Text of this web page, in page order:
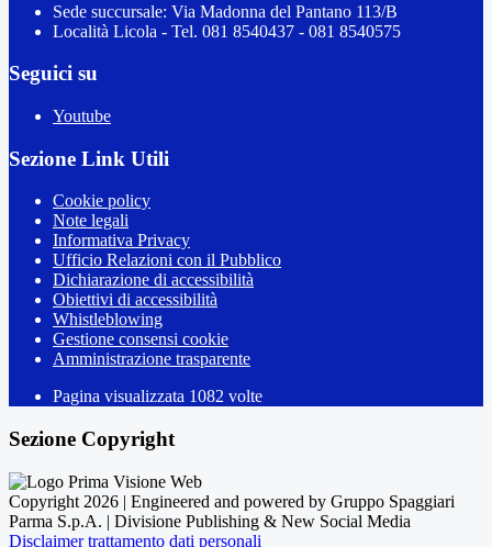
Sede succursale: Via Madonna del Pantano 113/B
Località Licola - Tel. 081 8540437 - 081 8540575
Seguici su
Youtube
Sezione Link Utili
Cookie policy
Note legali
Informativa Privacy
Ufficio Relazioni con il Pubblico
Dichiarazione di accessibilità
Obiettivi di accessibilità
Whistleblowing
Gestione consensi cookie
Amministrazione trasparente
Pagina visualizzata 1082 volte
Sezione Copyright
Copyright 2026 | Engineered and powered by Gruppo Spaggiari
Parma S.p.A. | Divisione Publishing & New Social Media
Disclaimer trattamento dati personali